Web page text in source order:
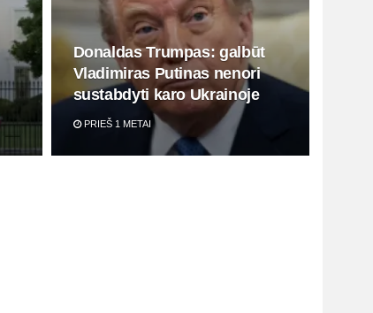
Donaldas Trumpas: galbūt
Vladimiras Putinas nenori
sustabdyti karo Ukrainoje
PRIEŠ 1 METAI